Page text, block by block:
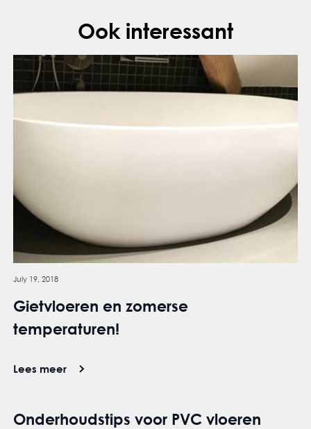
Ook interessant
July 19, 2018
Gietvloeren en zomerse
temperaturen!
Lees meer
Onderhoudstips voor PVC vloeren